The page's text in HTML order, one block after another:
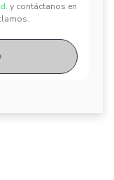
y contáctanos en